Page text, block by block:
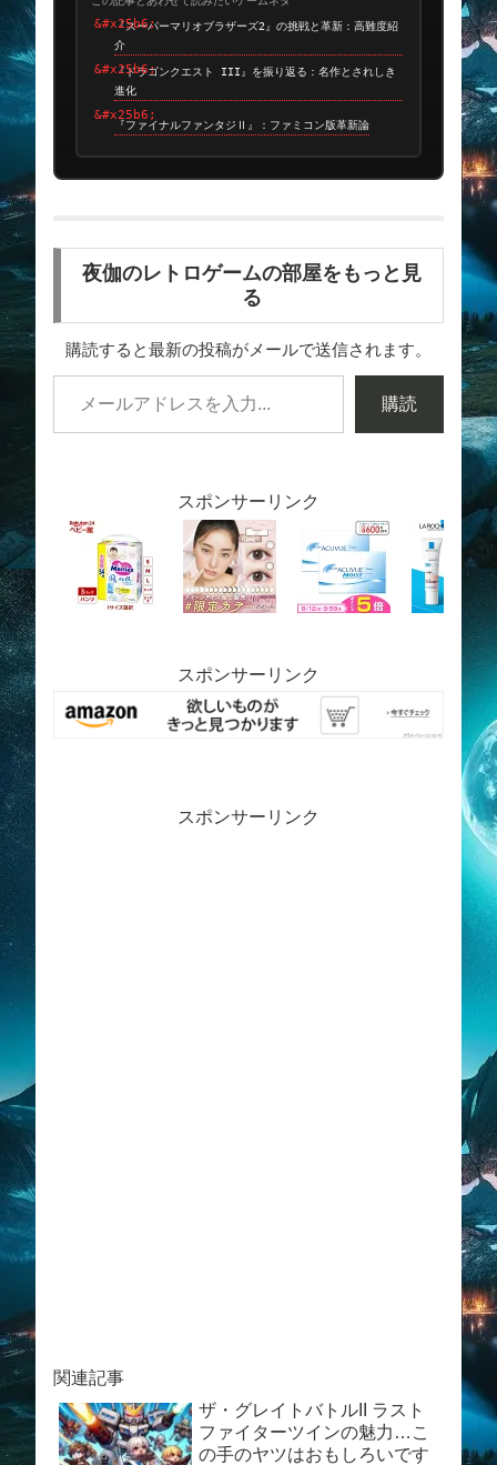
『スーパーマリオブラザーズ2』の挑戦と革新：高難度紹
介
『ドラゴンクエスト III』を振り返る：名作とされしき
進化
『ファイナルファンタジⅡ』：ファミコン版革新論
夜伽のレトロゲームの部屋をもっと見
る
購読すると最新の投稿がメールで送信されます。
購読
スポンサーリンク
スポンサーリンク
スポンサーリンク
関連記事
ザ・グレイトバトルII ラスト
ファイターツインの魅力…こ
の手のヤツはおもしろいです